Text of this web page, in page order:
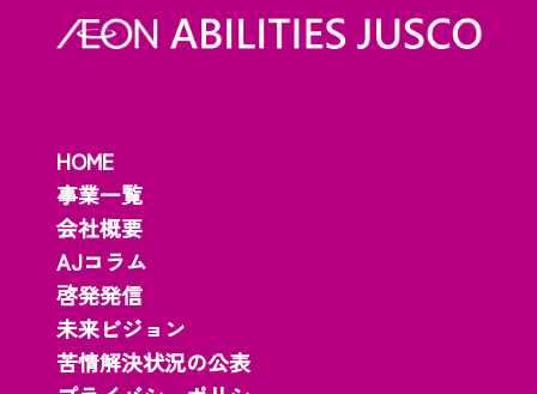
HOME
事業一覧
会社概要
AJコラム
啓発発信
未来ビジョン
苦情解決状況の公表